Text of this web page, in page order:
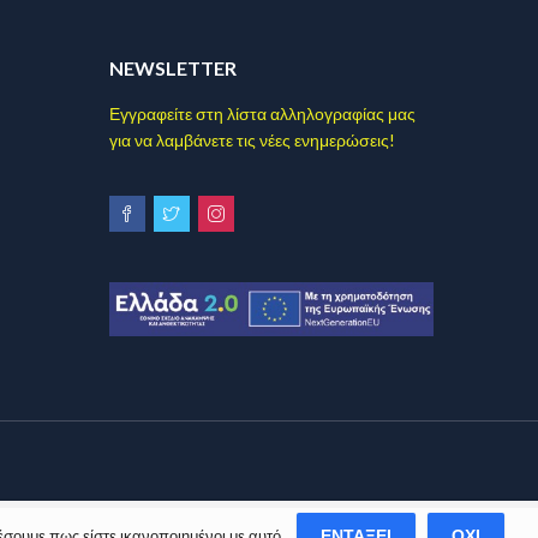
NEWSLETTER
Εγγραφείτε στη λίστα αλληλογραφίας μας
για να λαμβάνετε τις νέες ενημερώσεις!